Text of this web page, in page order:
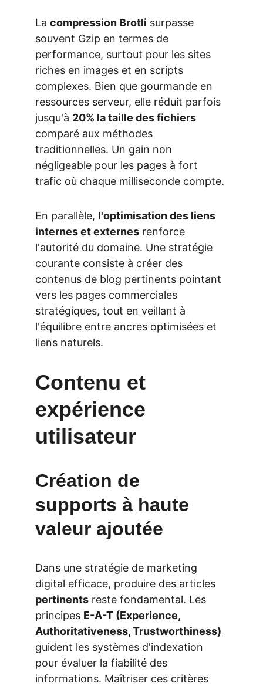
La compression Brotli surpasse
souvent Gzip en termes de
performance, surtout pour les sites
riches en images et en scripts
complexes. Bien que gourmande en
ressources serveur, elle réduit parfois
jusqu'à 20% la taille des fichiers
comparé aux méthodes
traditionnelles. Un gain non
négligeable pour les pages à fort
trafic où chaque milliseconde compte.
En parallèle, l'optimisation des liens
internes et externes renforce
l'autorité du domaine. Une stratégie
courante consiste à créer des
contenus de blog pertinents pointant
vers les pages commerciales
stratégiques, tout en veillant à
l'équilibre entre ancres optimisées et
liens naturels.
Contenu et
expérience
utilisateur
Création de
supports à haute
valeur ajoutée
Dans une stratégie de marketing
digital efficace, produire des articles
pertinents reste fondamental. Les
principes E-A-T (Experience,
Authoritativeness, Trustworthiness)
guident les systèmes d'indexation
pour évaluer la fiabilité des
informations. Maîtriser ces critères